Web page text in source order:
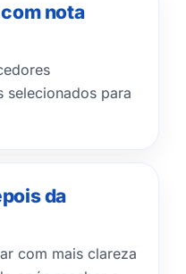
nota
selecionados para
da
com mais clareza